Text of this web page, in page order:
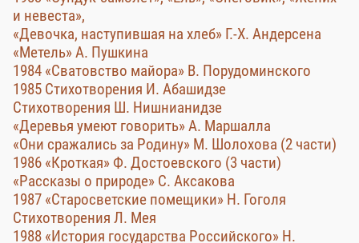
и невеста»,
«Девочка, наступившая на хлеб» Г.-Х. Андерсена
«Метель» А. Пушкина
1984 «Сватовство майора» В. Порудоминского
1985 Стихотворения И. Абашидзе
Стихотворения Ш. Нишнианидзе
«Деревья умеют говорить» А. Маршалла
«Они сражались за Родину» М. Шолохова (2 части)
1986 «Кроткая» Ф. Достоевского (3 части)
«Рассказы о природе» С. Аксакова
1987 «Старосветские помещики» Н. Гоголя
Стихотворения Л. Мея
1988 «История государства Российского» Н.